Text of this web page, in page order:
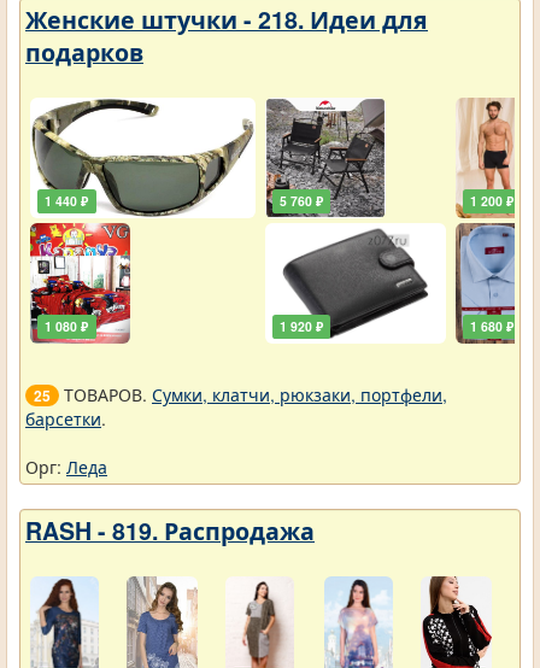
Женские штучки - 218. Идеи для
подарков
1 440 ₽
1 080 ₽
5 760 ₽
1 920 ₽
1 200 ₽
1 680 ₽
25 ТОВАРОВ. Сумки, клатчи, рюкзаки, портфели,
барсетки.
Орг: Леда
RASH - 819. Распродажа